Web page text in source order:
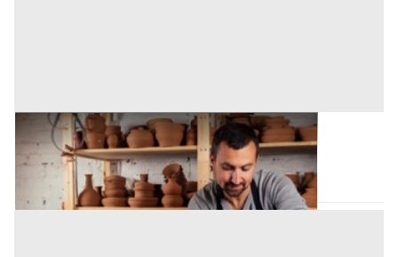
Laboratorio Artigiano all'asta a Bagheria
Bagheria (Palermo)
Asta chiusa